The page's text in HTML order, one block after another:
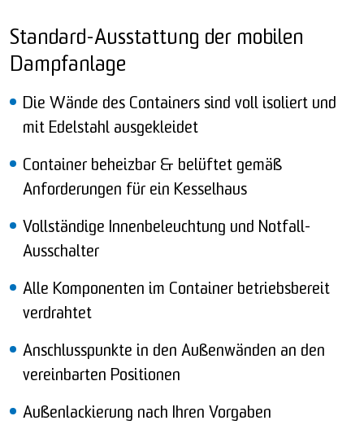
Standard-Ausstattung der mobilen
Dampfanlage
Die Wände des Containers sind voll isoliert und
mit Edelstahl ausgekleidet
Container beheizbar & belüftet gemäß
Anforderungen für ein Kesselhaus
Vollständige Innenbeleuchtung und Notfall-
Ausschalter
Alle Komponenten im Container betriebsbereit
verdrahtet
Anschlusspunkte in den Außenwänden an den
vereinbarten Positionen
Außenlackierung nach Ihren Vorgaben